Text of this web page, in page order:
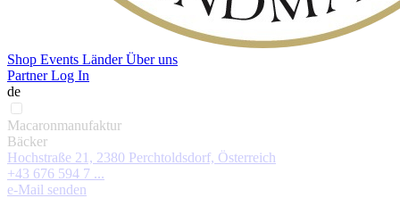
Shop Events LänderÜber uns
Partner Log In
de
Macaronmanufaktur
Bäcker
Hochstraße 21, 2380 Perchtoldsdorf, Österreich
+43 676 594 7 ...
e-Mail senden